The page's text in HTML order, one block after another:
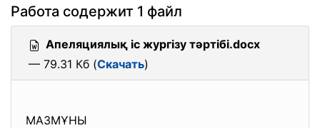
Работа содержит 1 файл
Апеляциялық іс жургізу тәртібі.docx
— 79.31 Кб (Скачать)
МАЗМҰНЫ